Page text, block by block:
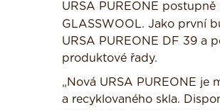
URSA PUREONE postupně
GLASSWOOL. Jako první
URSA PUREONE DF 39 a
produktové řady.
„Nová URSA PUREONE je
a recyklovaného skla.